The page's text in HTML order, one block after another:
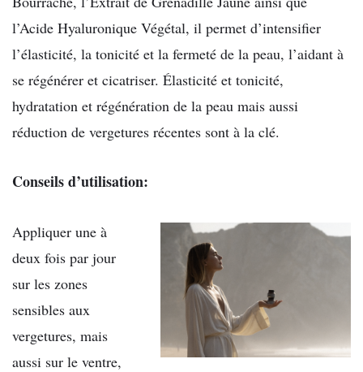
l’Acide Hyaluronique Végétal, il permet d’intensifier
l’élasticité, la tonicité et la fermeté de la peau, l’aidant à
se régénérer et cicatriser. Élasticité et tonicité,
hydratation et régénération de la peau mais aussi
réduction de vergetures récentes sont à la clé.
Conseils d’utilisation:
Appliquer une à
deux fois par jour
sur les zones
sensibles aux
vergetures, mais
aussi sur le ventre,